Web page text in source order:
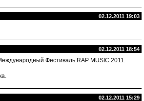
02.12.2011 19:03
02.12.2011 18:54
Фестиваль RAP MUSIC 2011.
02.12.2011 15:29